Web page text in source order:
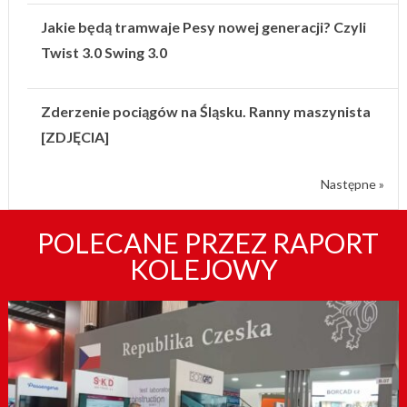
Jakie będą tramwaje Pesy nowej generacji? Czyli
Twist 3.0 Swing 3.0
Zderzenie pociągów na Śląsku. Ranny maszynista
[ZDJĘCIA]
Następne »
POLECANE PRZEZ RAPORT
KOLEJOWY